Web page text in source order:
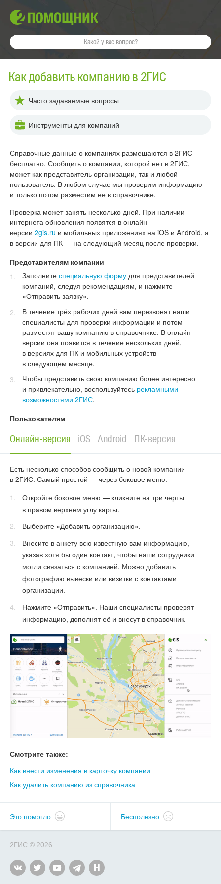
Как добавить компанию в 2ГИС
Часто задаваемые вопросы
Инструменты для компаний
Справочные данные о компаниях размещаются в 2ГИС
бесплатно. Сообщить о компании, которой нет в 2ГИС,
может как представитель организации, так и любой
пользователь. В любом случае мы проверим информацию
и только потом разместим ее в справочнике.
Проверка может занять несколько дней. При наличии
интернета обновления появятся в онлайн-
версии 2gis.ru и мобильных приложениях на iOS и Android, а
в версии для ПК — на следующий месяц после проверки.
Представителям компании
Заполните специальную форму для представителей
компаний, следуя рекомендациям, и нажмите
«Отправить заявку».
В течение трёх рабочих дней вам перезвонят наши
специалисты для проверки информации и потом
разместят вашу компанию в справочнике. В онлайн-
версии она появится в течение нескольких дней,
в версиях для ПК и мобильных устройств —
в следующем месяце.
Чтобы представить свою компанию более интересно
и привлекательно, воспользуйтесь рекламными
возможностями 2ГИС.
Пользователям
Онлайн-версия iOS Android ПК-версия
Есть несколько способов сообщить о новой компании
в 2ГИС. Самый простой — через боковое меню.
Откройте боковое меню — кликните на три черты
в правом верхнем углу карты.
Выберите «Добавить организацию».
Внесите в анкету всю известную вам информацию,
указав хотя бы один контакт, чтобы наши сотрудники
могли связаться с компанией. Можно добавить
фотографию вывески или визитки с контактами
организации.
Нажмите «Отправить». Наши специалисты проверят
информацию, дополнят её и внесут в справочник.
Смотрите также:
Как внести изменения в карточку компании
Как удалить компанию из справочника
Это помогло Бесполезно
2ГИС © 2026